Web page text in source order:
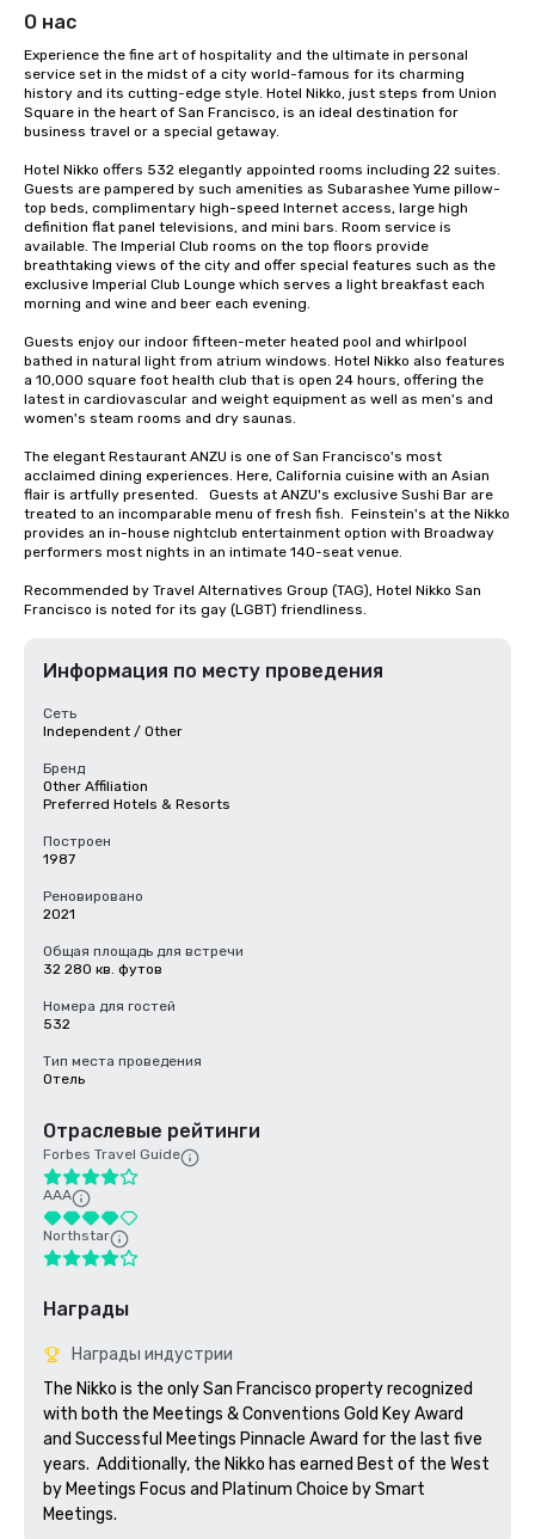
О нас
Experience the fine art of hospitality and the ultimate in personal
service set in the midst of a city world-famous for its charming
history and its cutting-edge style. Hotel Nikko, just steps from Union
Square in the heart of San Francisco, is an ideal destination for
business travel or a special getaway.
Hotel Nikko offers 532 elegantly appointed rooms including 22 suites.
Guests are pampered by such amenities as Subarashee Yume pillow-
top beds, complimentary high-speed Internet access, large high
definition flat panel televisions, and mini bars. Room service is
available. The Imperial Club rooms on the top floors provide
breathtaking views of the city and offer special features such as the
exclusive Imperial Club Lounge which serves a light breakfast each
morning and wine and beer each evening.
Guests enjoy our indoor fifteen-meter heated pool and whirlpool
bathed in natural light from atrium windows. Hotel Nikko also features
a 10,000 square foot health club that is open 24 hours, offering the
latest in cardiovascular and weight equipment as well as men's and
women's steam rooms and dry saunas.
The elegant Restaurant ANZU is one of San Francisco's most
acclaimed dining experiences. Here, California cuisine with an Asian
flair is artfully presented.   Guests at ANZU's exclusive Sushi Bar are
treated to an incomparable menu of fresh fish.  Feinstein's at the Nikko
provides an in-house nightclub entertainment option with Broadway
performers most nights in an intimate 140-seat venue.
Recommended by Travel Alternatives Group (TAG), Hotel Nikko San
Francisco is noted for its gay (LGBT) friendliness.
Информация по месту проведения
Сеть
Independent / Other
Бренд
Other Affiliation
Preferred Hotels & Resorts
Построен
1987
Реновировано
2021
Общая площадь для встречи
32 280 кв. футов
Номера для гостей
532
Тип места проведения
Отель
Отраслевые рейтинги
Forbes Travel Guide
AAA
Northstar
Награды
Награды индустрии
The Nikko is the only San Francisco property recognized
with both the Meetings & Conventions Gold Key Award
and Successful Meetings Pinnacle Award for the last five
years.  Additionally, the Nikko has earned Best of the West
by Meetings Focus and Platinum Choice by Smart
Meetings.